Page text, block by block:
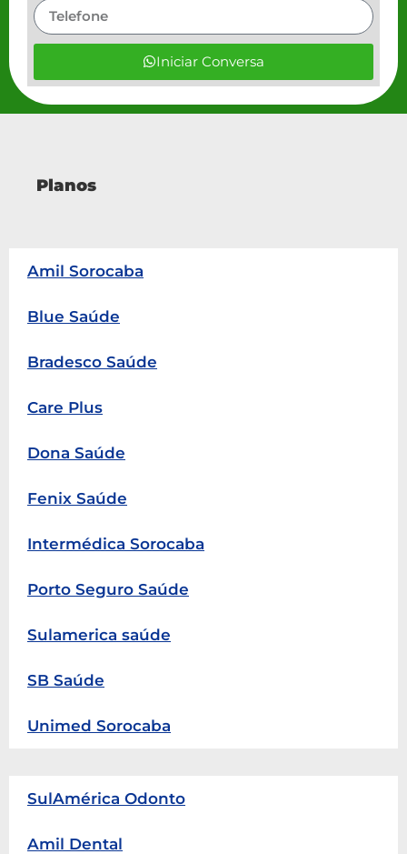
Iniciar Conversa
Planos
Amil Sorocaba
Blue Saúde
Bradesco Saúde
Care Plus
Dona Saúde
Fenix Saúde
Intermédica Sorocaba
Porto Seguro Saúde
Sulamerica saúde
SB Saúde
Unimed Sorocaba
SulAmérica Odonto
Amil Dental